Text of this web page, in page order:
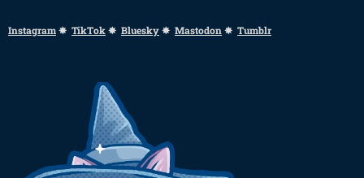
Instagram✸ TikTok✸ Bluesky✸ Mastodon ✸ Tumblr